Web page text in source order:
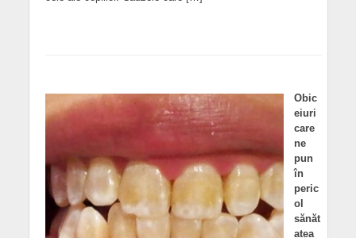
Obic
eiuri
care
ne
pun
în
peric
ol
sănăt
atea